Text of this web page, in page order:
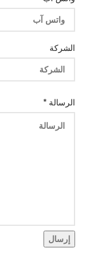
الشركة
آب
الاسم
الرسالة *
إرسال